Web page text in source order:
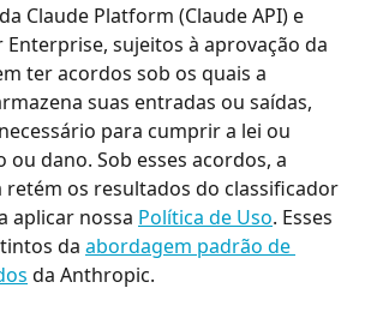
Claude Platform (Claude API) e
Enterprise, sujeitos à aprovação da
ter acordos sob os quais a
suas entradas ou saídas,
para cumprir a lei ou
dano. Sob esses acordos, a
os resultados do classificador
aplicar nossa Política de Uso. Esses
da abordagem padrão de
da Anthropic.